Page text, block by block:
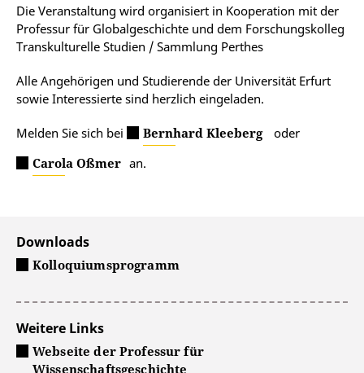
Die Veranstaltung wird organisiert in Kooperation mit der
Professur für Globalgeschichte und dem Forschungskolleg
Transkulturelle Studien / Sammlung Perthes
Alle Angehörigen und Studierende der Universität Erfurt
sowie Interessierte sind herzlich eingeladen.
Melden Sie sich bei Bernhard Kleeberg
oder
Carola Oßmer an.
Downloads
Kolloquiumsprogramm
Weitere Links
Webseite der Professur für
Wissenschaftsgeschichte